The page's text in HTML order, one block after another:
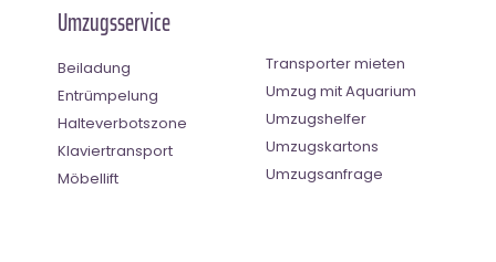
Umzugsservice
Beiladung
Entrümpelung
Halteverbotszone
Klaviertransport
Möbellift
Transporter mieten
Umzug mit Aquarium
Umzugshelfer
Umzugskartons
Umzugsanfrage